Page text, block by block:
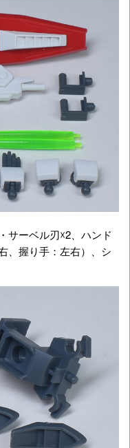
サーベル刃☓2、ハンド
、握り手：左右）、シ